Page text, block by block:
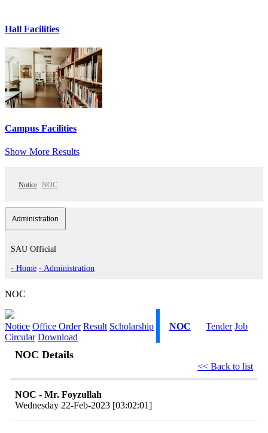
Hall Facilities
Campus Facilities
Show More Results
Notice NOC
Administration
SAU Official
- Home - Administration
NOC
Notice Office Order Result Scholarship NOC Tender Job
Circular Download
NOC Details
<< Back to list
NOC - Mr. Foyzullah
Wednesday 22-Feb-2023 [03:02:01]